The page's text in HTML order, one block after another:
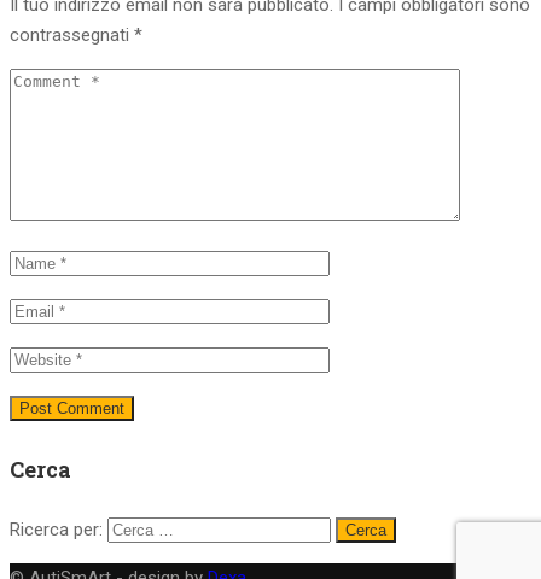
Il tuo indirizzo email non sarà pubblicato. I campi obbligatori sono
contrassegnati *
Cerca
Ricerca per: